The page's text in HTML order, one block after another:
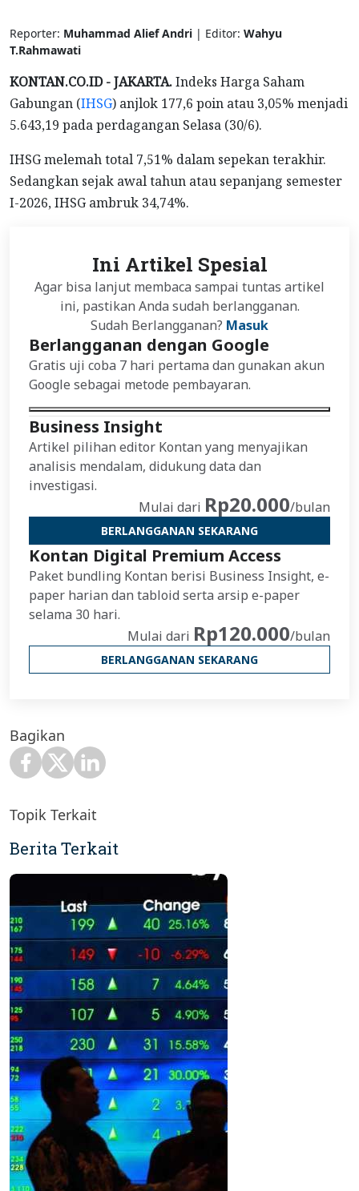
Reporter: Muhammad Alief Andri | Editor: Wahyu
T.Rahmawati
KONTAN.CO.ID - JAKARTA.Indeks Harga Saham
Gabungan (IHSG) anjlok 177,6 poin atau 3,05% menjadi
5.643,19 pada perdagangan Selasa (30/6).
IHSG melemah total 7,51% dalam sepekan terakhir.
Sedangkan sejak awal tahun atau sepanjang semester
I-2026, IHSG ambruk 34,74%.
Ini Artikel Spesial
Agar bisa lanjut membaca sampai tuntas artikel
ini, pastikan Anda sudah berlangganan.
Sudah Berlangganan? Masuk
Berlangganan dengan Google
Gratis uji coba 7 hari pertama dan gunakan akun
Google sebagai metode pembayaran.
Business Insight
Artikel pilihan editor Kontan yang menyajikan
analisis mendalam, didukung data dan
investigasi.
Mulai dari Rp20.000/bulan
BERLANGGANAN SEKARANG
Kontan Digital Premium Access
Paket bundling Kontan berisi Business Insight, e-
paper harian dan tabloid serta arsip e-paper
selama 30 hari.
Mulai dari Rp120.000/bulan
BERLANGGANAN SEKARANG
Bagikan
Topik Terkait
Berita Terkait